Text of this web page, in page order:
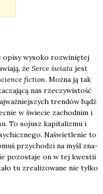
opi­sy wyso­ko roz­wi­nię­tej
że Ser­ce świa­ta jest
fic­tion. Moż­na ją tak
nas rze­czy­wi­stość
tren­dów bądź
w świe­cie zachod­nim i
To sojusz kapi­ta­li­zmu i
Naświe­tle­nie to
przy­cho­dzi na myśl zna­
pozo­sta­je on w tej kwe­stii
tu zre­ali­zo­wa­ne nie tyl­ko